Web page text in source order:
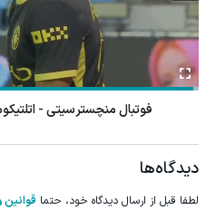
فوتبال اسپارتا
دیدگاه‌ها
لطفا قبل از ارسال دیدگاه خود، حتما قوانین